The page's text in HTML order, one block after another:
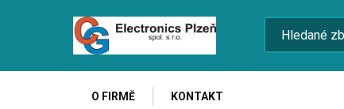
O FIRMĚ KONTAKT